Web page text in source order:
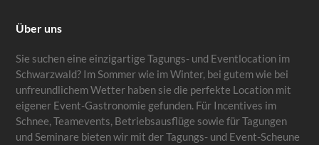
Über uns
Sie suchen eine einzigartige Tagungs- und Eventlocation im
Schwarzwald? Im Sommer wie im Winter, bei gutem wie bei
unfreundlichem Wetter haben sie die perfekte Location mit
eigener Event-Gastronomie gefunden. Für Incentives im
Schnee, Teamevents, Betriebsausflüge sowie für Tagungen
und Seminare bieten wir mit der Tagungs- und Event-Scheune